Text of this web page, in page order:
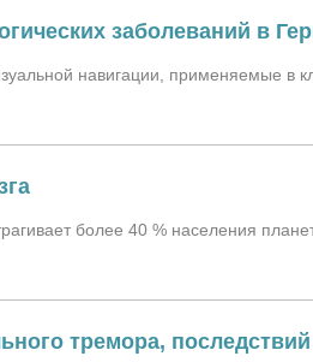
заболеваний в
навигации, применяемые в
более 40 % населения
тремора, последствий